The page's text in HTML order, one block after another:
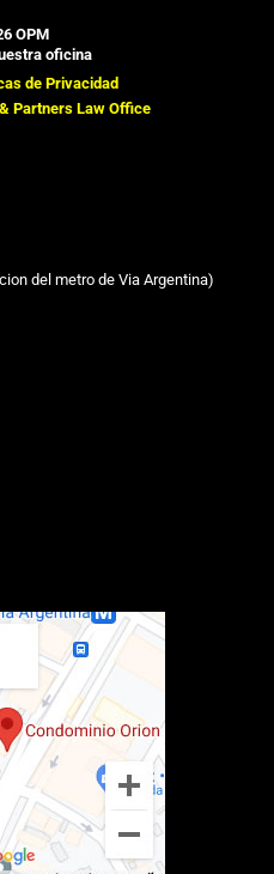
OPM
oficina
de Privacidad
Partners Law Office
del metro de Via Argentina)